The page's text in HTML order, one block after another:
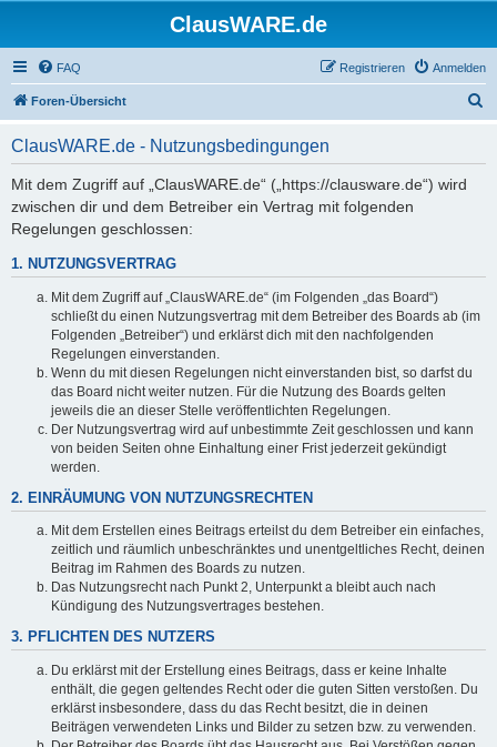
ClausWARE.de
FAQ Anmelden
Registrieren
Foren-Übersicht
ClausWARE.de - Nutzungsbedingungen
Mit dem Zugriff auf „ClausWARE.de“ („https://clausware.de“) wird
zwischen dir und dem Betreiber ein Vertrag mit folgenden
Regelungen geschlossen:
1. NUTZUNGSVERTRAG
Mit dem Zugriff auf „ClausWARE.de“ (im Folgenden „das Board“)
schließt du einen Nutzungsvertrag mit dem Betreiber des Boards ab (im
Folgenden „Betreiber“) und erklärst dich mit den nachfolgenden
Regelungen einverstanden.
Wenn du mit diesen Regelungen nicht einverstanden bist, so darfst du
das Board nicht weiter nutzen. Für die Nutzung des Boards gelten
jeweils die an dieser Stelle veröffentlichten Regelungen.
Der Nutzungsvertrag wird auf unbestimmte Zeit geschlossen und kann
von beiden Seiten ohne Einhaltung einer Frist jederzeit gekündigt
werden.
2. EINRÄUMUNG VON NUTZUNGSRECHTEN
Mit dem Erstellen eines Beitrags erteilst du dem Betreiber ein einfaches,
zeitlich und räumlich unbeschränktes und unentgeltliches Recht, deinen
Beitrag im Rahmen des Boards zu nutzen.
Das Nutzungsrecht nach Punkt 2, Unterpunkt a bleibt auch nach
Kündigung des Nutzungsvertrages bestehen.
3. PFLICHTEN DES NUTZERS
Du erklärst mit der Erstellung eines Beitrags, dass er keine Inhalte
enthält, die gegen geltendes Recht oder die guten Sitten verstoßen. Du
erklärst insbesondere, dass du das Recht besitzt, die in deinen
Beiträgen verwendeten Links und Bilder zu setzen bzw. zu verwenden.